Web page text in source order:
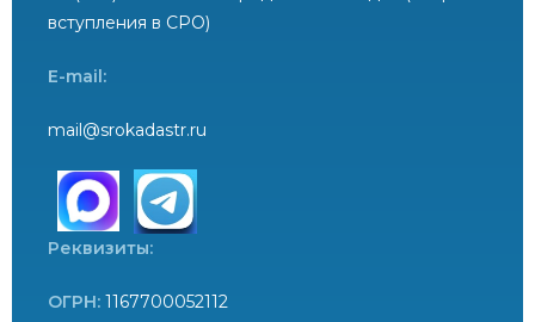
вступления в СРО)
E-mail:
mail@srokadastr.ru
Реквизиты:
ОГРН: 1167700052112